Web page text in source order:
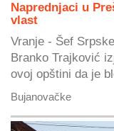
Naprednjaci u
vlast
Vranje - Šef
Branko Trajković
ovoj opštini da je
Bujanovačke